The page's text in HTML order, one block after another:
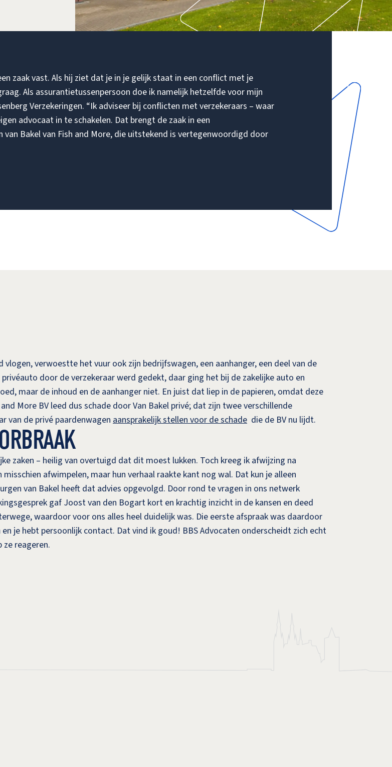
zaak vast. Als hij ziet dat je in je gelijk staat in een conflict met je
Als assurantietussenpersoon doe ik namelijk hetzelfde voor mijn
Verzekeringen. “Ik adviseer bij conflicten met verzekeraars – waar
advocaat in te schakelen. Dat brengt de zaak in een
Bakel van Fish and More, die uitstekend is vertegenwoordigd door
vlogen, verwoestte het vuur ook zijn bedrijfswagen, een aanhanger, een deel van de
door de verzekeraar werd gedekt, daar ging het bij de zakelijke auto en
maar de inhoud en de aanhanger niet. En juist dat liep in de papieren, omdat deze
More BV leed dus schade door Van Bakel privé; dat zijn twee verschillende
van de privé paardenwagen aansprakelijk stellen voor de schade die de BV nu lijdt.
zaken – heilig van overtuigd dat dit moest lukken. Toch kreeg ik afwijzing na
afwimpelen, maar hun verhaal raakte kant nog wal. Dat kun je alleen
van Bakel heeft dat advies opgevolgd. Door rond te vragen in ons netwerk
gaf Joost van den Bogart kort en krachtig inzicht in de kansen en deed
waardoor voor ons alles heel duidelijk was. Die eerste afspraak was daardoor
je hebt persoonlijk contact. Dat vind ik goud! BBS Advocaten onderscheidt zich echt
reageren.